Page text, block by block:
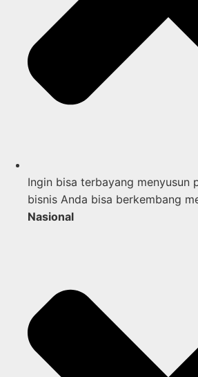
Ingin bisa terbayang menyusun
bisnis Anda bisa berkembang
Nasional